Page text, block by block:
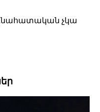
չկա